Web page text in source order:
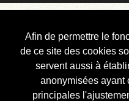
Afin de permettre le
de ce site des cookies
servent aussi à
anonymisées ayant
principales
Courbis, « LE
Blog Officiel
Bienvenue